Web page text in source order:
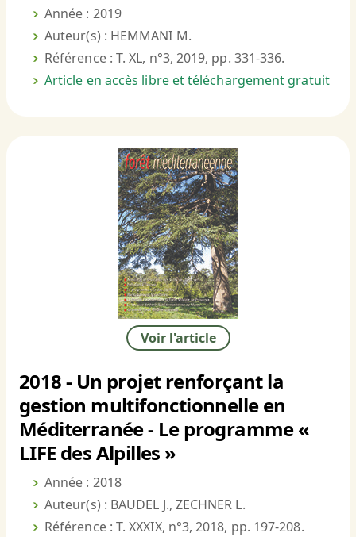
Année : 2019
Auteur(s) : HEMMANI M.
Référence : T. XL, n°3, 2019, pp. 331-336.
Article en accès libre et téléchargement gratuit
Voir l'article
2018 - Un projet renforçant la
gestion multifonctionnelle en
Méditerranée - Le programme «
LIFE des Alpilles »
Année : 2018
Auteur(s) : BAUDEL J., ZECHNER L.
Référence : T. XXXIX, n°3, 2018, pp. 197-208.